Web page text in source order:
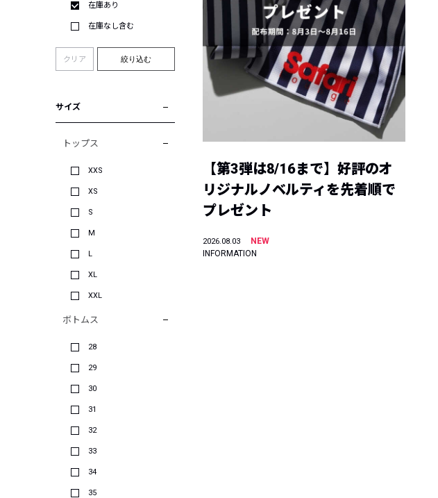
在庫あり
在庫なし含む
クリア 絞り込む
サイズ
トップス
XXS
XS
S
M
L
XL
XXL
ボトムス
28
29
30
31
32
33
34
35
【第3弾は8/16まで】好評のオ
リジナルノベルティを先着順で
プレゼント
2026.08.03
NEW
INFORMATION